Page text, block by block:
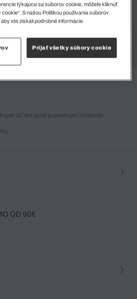
30 dní pred posledným znížením
OD 90€
týkajúce sa súborov cookie, môžete kliknúť
S našou Politikou používania súborov
ste získali podrobné informácie.
Prijať všetky súbory cookie